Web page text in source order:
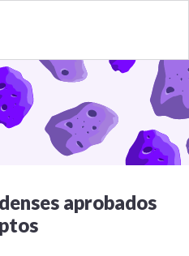
aprobados